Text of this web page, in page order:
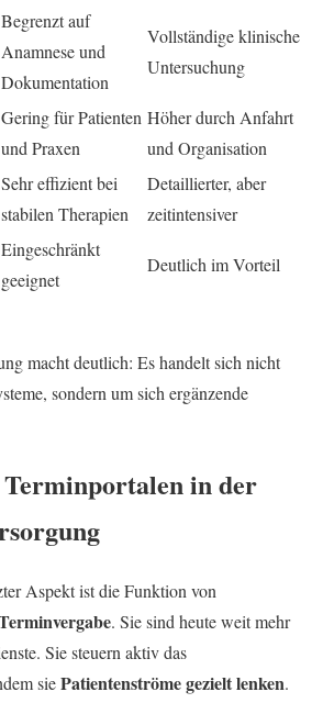
Begrenzt auf
Anamnese und
Dokumentation
Vollständige klinische
Untersuchung
Gering für Patienten
und Praxen
Höher durch Anfahrt
und Organisation
Sehr effizient bei
stabilen Therapien
Detaillierter, aber
zeitintensiver
Eingeschränkt
geeignet
Deutlich im Vorteil
macht deutlich: Es handelt sich nicht
sondern um sich ergänzende
in der
Aspekt ist die Funktion von
. Sie sind heute weit mehr
Sie steuern aktiv das
siePatientenströme gezielt lenken.